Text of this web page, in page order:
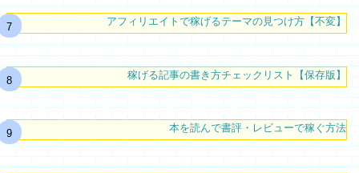
アフィリエイトで稼げるテーマの見つけ方【不変】
稼げる記事の書き方チェックリスト【保存版】
本を読んで書評・レビューで稼ぐ方法